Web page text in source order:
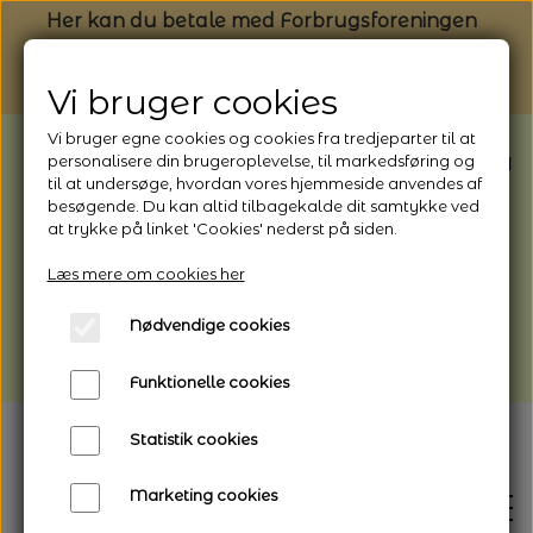
Her kan du betale med Forbrugsforeningen
BEMÆRK: Butikken har ferielukket* fra
1/8 - 9/8 - 2026
*Webshoppen er åben og sender hele
afhentning
Vi gør opmærksom på, at der kan være lidt
længere leveringstid
Vi bruger cookies
Vi bruger egne cookies og cookies fra tredjeparter til at
personalisere din brugeroplevelse, til markedsføring og
til at undersøge, hvordan vores hjemmeside anvendes af
besøgende. Du kan altid tilbagekalde dit samtykke ved
at trykke på linket 'Cookies' nederst på siden.
Læs mere om cookies her
Nødvendige cookies
Funktionelle cookies
Statistik cookies
Marketing cookies